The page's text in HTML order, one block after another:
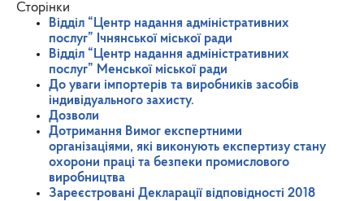
Сторінки
Відділ “Центр надання адміністративних
послуг” Ічнянської міської ради
Відділ “Центр надання адміністративних
послуг” Менської міської ради
До уваги імпортерів та виробників засобів
індивідуального захисту.
Дозволи
Дотримання Вимог експертними
організаціями, які виконують експертизу стану
охорони праці та безпеки промислового
виробництва
Зареєстровані Декларації відповідності 2018